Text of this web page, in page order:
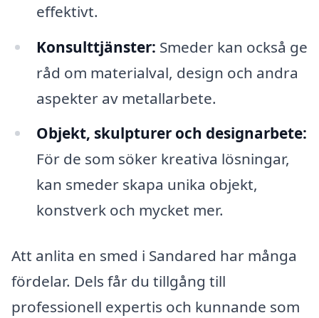
effektivt.
Konsulttjänster: Smeder kan också ge
råd om materialval, design och andra
aspekter av metallarbete.
Objekt, skulpturer och designarbete:
För de som söker kreativa lösningar,
kan smeder skapa unika objekt,
konstverk och mycket mer.
Att anlita en smed i Sandared har många
fördelar. Dels får du tillgång till
professionell expertis och kunnande som